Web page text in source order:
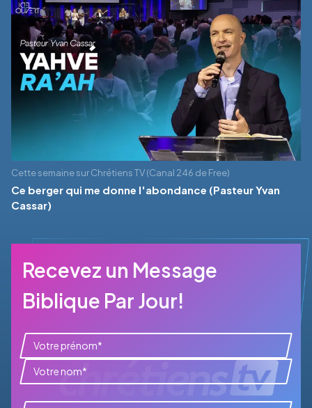
Cette semaine sur Chrétiens TV (Canal 246 de Free)
Ce berger qui me donne l'abondance (Pasteur Yvan
Cassar)
Recevez un Message
Biblique Par Jour!